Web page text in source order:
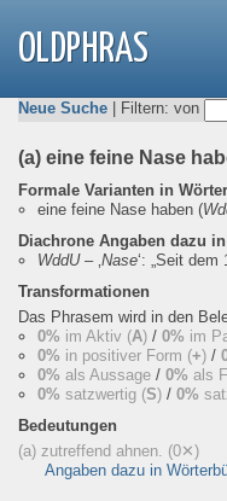
OLDPHRAS
Neue Suche | Filtern: von
(a) eine feine Nase
Formale Varianten in
eine feine Nase haben (
Diachrone Angaben dazu
WddU– ‚Nase‘: „Seit dem
Transformationen
Das Phrasem wird in den
0% im Aktiv (A) / 0% im
0% in positiver Form (+) /
0% als Aussage / 0% als
0% satzwertig (S) / 0%
Bedeutungen
(a) zutreffend ahnen. (0✕)
Angaben dazu in